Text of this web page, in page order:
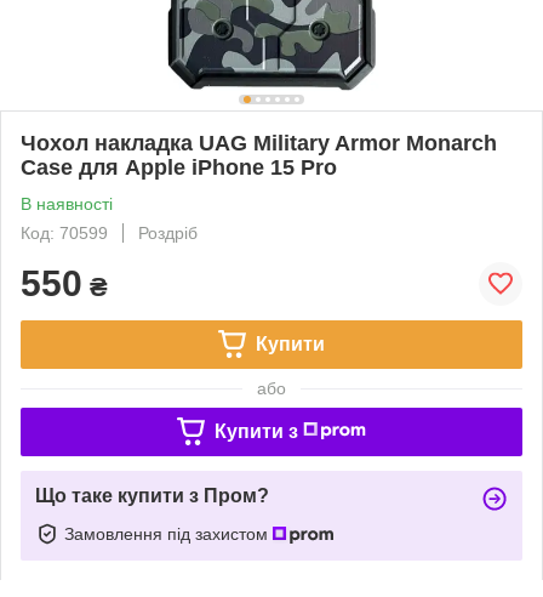
Чохол накладка UAG Military Armor Monarch
Case для Apple iPhone 15 Pro
В наявності
Код: 70599
Роздріб
550 ₴
Купити
або
Купити з
Що таке купити з Пром?
Замовлення під захистом